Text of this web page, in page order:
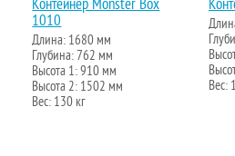
Контейнер Monster Box
1010
Длина: 1680 мм
Глубина: 762 мм
Высота 1: 910 мм
Высота 2: 1502 мм
Вес: 130 кг
Вес: